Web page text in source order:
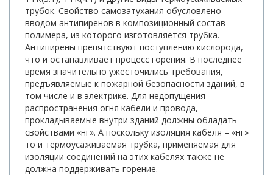
трубок. Свойство самозатухания обусловлено
вводом антипиренов в композиционный состав
полимера, из которого изготовляется трубка.
Антипирены препятствуют поступлению кислорода,
что и останавливает процесс горения. В последнее
время значительно ужесточились требования,
предъявляемые к пожарной безопасности зданий, в
том числе и в электрике. Для недопущения
распространения огня кабели и провода,
прокладываемые внутри зданий должны обладать
свойствами «нг». А поскольку изоляция кабеля – «нг»
то и термоусаживаемая трубка, применяемая для
изоляции соединений на этих кабелях также не
должна поддерживать горение.